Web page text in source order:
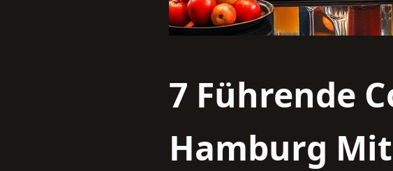
7 Führende
Hamburg